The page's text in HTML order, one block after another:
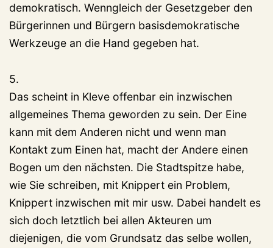
demokratisch. Wenngleich der Gesetzgeber den
Bürgerinnen und Bürgern basisdemokratische
Werkzeuge an die Hand gegeben hat.
5.
Das scheint in Kleve offenbar ein inzwischen
allgemeines Thema geworden zu sein. Der Eine
kann mit dem Anderen nicht und wenn man
Kontakt zum Einen hat, macht der Andere einen
Bogen um den nächsten. Die Stadtspitze habe,
wie Sie schreiben, mit Knippert ein Problem,
Knippert inzwischen mit mir usw. Dabei handelt es
sich doch letztlich bei allen Akteuren um
diejenigen, die vom Grundsatz das selbe wollen,